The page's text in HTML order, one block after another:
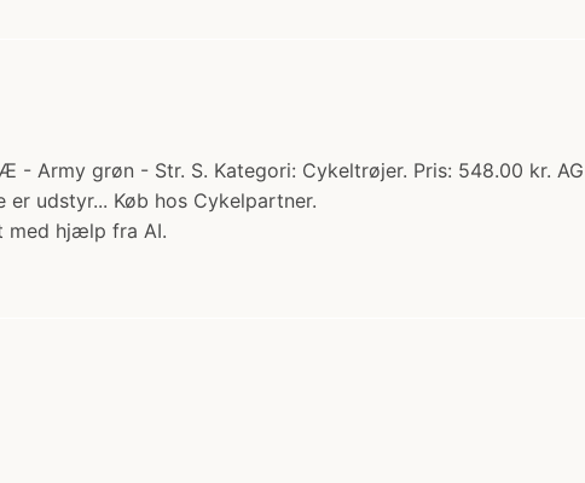
- Army grøn - Str. S. Kategori: Cykeltrøjer. Pris: 548.00 kr.
udstyr... Køb hos Cykelpartner.
med hjælp fra AI.